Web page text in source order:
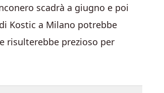
scadrà a giugno e poi
Kostic a Milano potrebbe
risulterebbe prezioso per